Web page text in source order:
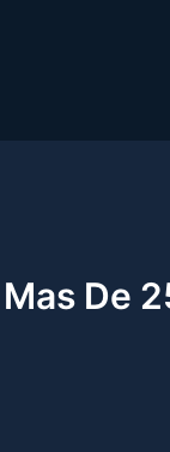
Mas De